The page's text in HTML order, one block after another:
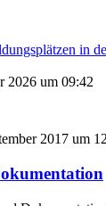
in
2026 um 09:42
2017 um